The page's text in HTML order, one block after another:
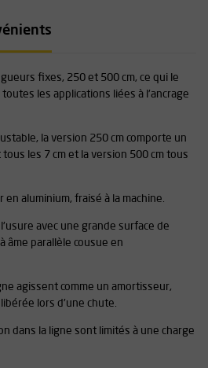
ligne pour secourir un grimpeur. Vous
(par exemple unPetzl I'D Evac) à
la ligne de sauvetage afin de pouvoir
ancrage supérieur, ce qui vous
votre corde en hauteur autour d'une
cm) / 660 grammes (500 cm)
7 cm (version 250 cm) et tous les 9 cm
ou 500 cm
kN
795B (points d'ancrage mobiles)
fixes, 250 et 500 cm, ce qui le
les applications liées à l'ancrage
la version 250 cm comporte un
les 7 cm et la version 500 cm tous
aluminium, fraisé à la machine.
avec une grande surface de
âme parallèle cousue en
agissent comme un amortisseur,
lors d'une chute.
dans la ligne sont limités à une charge